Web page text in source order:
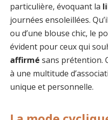
particulière, évoquant la
journées ensoleillées.
ou d’une blouse chic, le
évident pour ceux qui
affirmé sans prétention.
à une multitude
unique et personnelle.